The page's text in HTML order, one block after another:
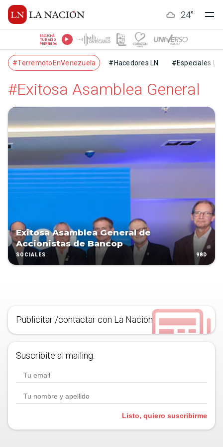
24°
ESCUCHÁ
TU RADIO
PREFERIDA
#TerremotoEnVenezuela #Hacedores LN #Especiales LN
#Exitosa Asamblea General
Exitosa Asamblea General de
Accionistas de Bancop
SOCIALES 98D
Publicitar /contactar con La Nación
Suscribite al mailing.
Listo, quiero suscribirme